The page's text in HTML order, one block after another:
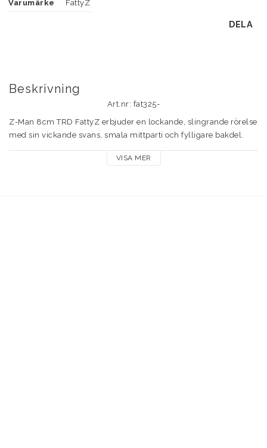
Varumärke
FattyZ
DELA
Beskrivning
Art.nr: fat325-
Z-Man 8cm TRD FattyZ erbjuder en lockande, slingrande rörelse
med sin vickande svans, smala mittparti och fylligare bakdel.
VISA MER